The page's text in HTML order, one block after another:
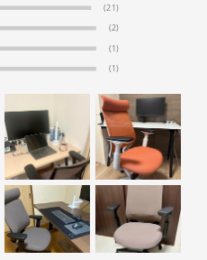
(21)
(2)
(1)
(1)